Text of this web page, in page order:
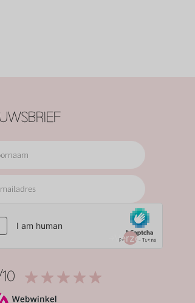
Verzend